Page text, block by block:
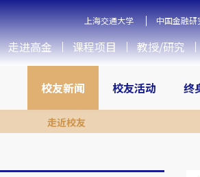
上海交通大学 中国金融研
走进高金 课程项目 教授/研究
校友新闻
走近校友
校友活动 终